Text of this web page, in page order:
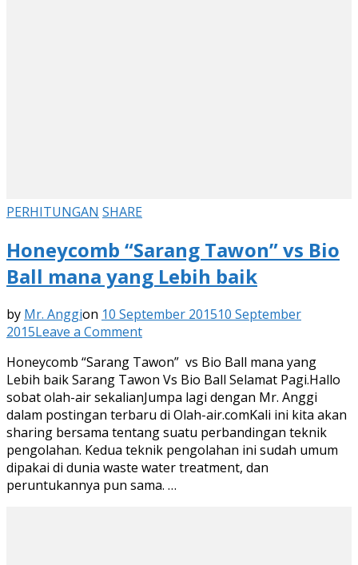
PERHITUNGAN SHARE
Honeycomb “Sarang Tawon” vs Bio
Ball mana yang Lebih baik
by Mr. Anggion 10 September 201510 September
2015Leave a Commenton
“Sarang
Tawon”
vs
Bio
Ball
mana
yang
Lebih
Honeycomb “Sarang Tawon” vs Bio Ball mana yang
Lebih baik Sarang Tawon Vs Bio Ball Selamat Pagi.Hallo
sobat olah-air sekalianJumpa lagi dengan Mr. Anggi
dalam postingan terbaru di Olah-air.comKali ini kita akan
sharing bersama tentang suatu perbandingan teknik
pengolahan. Kedua teknik pengolahan ini sudah umum
dipakai di dunia waste water treatment, dan
peruntukannya pun sama. …